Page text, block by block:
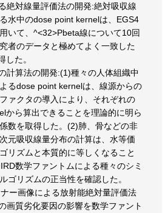
絶対線量評価法の開発:絶対吸収線
水中のdose point kernelは、EGS4
いて、^<32>Pbeta線について10回
者のデータと極めてよく一致した
した。
計算法の開発:(1)種々の人体組織中
るdose point kernelは、線源からの
ァクタの導入により、それぞれの
から算出できることを理論的に明ら
数を取得した。(2)肺、骨などの非
元吸収線量分布の計算は、水等価
リズムと本質的に等しくなること
数学ファントムによる種々のシミ
ゴリズムの正当性を確認した。
ー画像による放射能絶対量評価法
画質劣化要因の影響を数学ファント